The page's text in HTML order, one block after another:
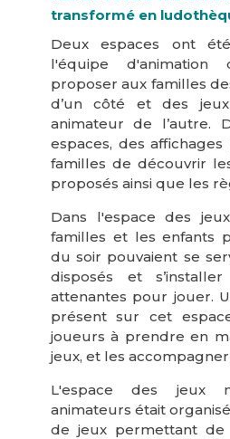
transformé en
Deux espaces ont
l'équipe
proposer aux familles
d’un côté et des
animateur de l’autre.
espaces, des
familles de découvrir
proposés ainsi que les
Dans l'espace des
familles et les enfants
du soir pouvaient se
disposés et
attenantes pour jouer.
présent sur cet
joueurs à prendre en
jeux, et les accompagner
L'espace des jeux
animateurs était
de jeux permettant de